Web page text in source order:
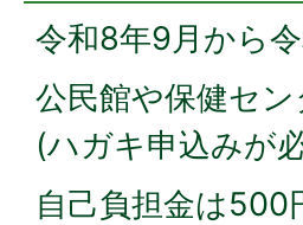
令和8年9月から
公民館や保健セ
(ハガキ申込みが必
自己負担金は500